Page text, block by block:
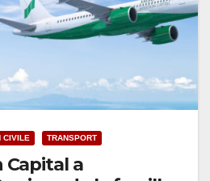
CIVILE TRANSPORT
Capital a